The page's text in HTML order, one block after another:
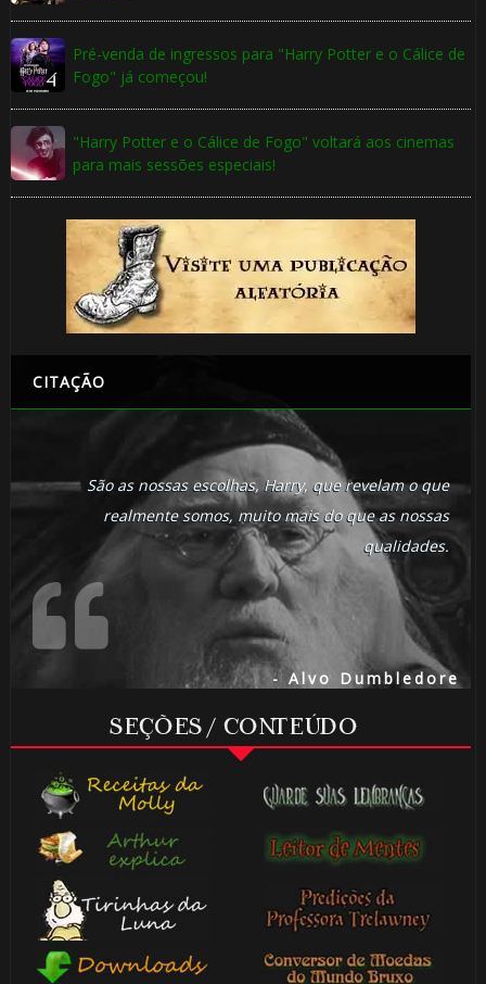
Pré-venda de ingressos para "Harry Potter e o Cálice de
Fogo" já começou!
"Harry Potter e o Cálice de Fogo" voltará aos cinemas
para mais sessões especiais!
CITAÇÃO
São as nossas escolhas, Harry, que revelam o que
realmente somos, muito mais do que as nossas
qualidades.
- Alvo Dumbledore
SEÇÕES / CONTEÚDO